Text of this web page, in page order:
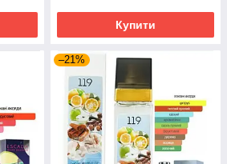
Купити
–21%